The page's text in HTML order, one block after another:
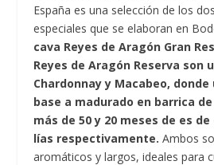
España es una selección de los
especiales que se elaboran en
cava Reyes de Aragón Gran
Reyes de Aragón Reserva son
Chardonnay y Macabeo,
base a madurado en barrica
más de 50 y 20 meses de es
lías respectivamente. Ambos
aromáticos y largos, ideales para